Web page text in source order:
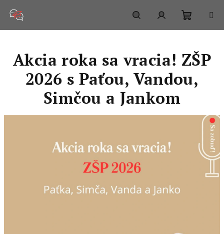
HľadaťPrihlásenie
košík
Akcia roka sa vracia! ZŠP
2026 s Paťou, Vandou,
Simčou a Jankom